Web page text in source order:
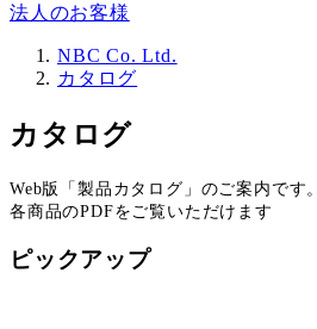
法人のお客様
NBC Co. Ltd.
カタログ
カタログ
Web版「製品カタログ」のご案内です。
各商品のPDFをご覧いただけます
ピックアップ